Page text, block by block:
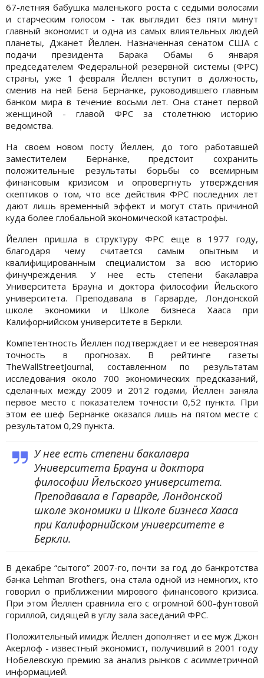
67-летняя бабушка маленького роста с седыми волосами
и старческим голосом - так выглядит без пяти минут
главный экономист и одна из самых влиятельных людей
планеты, Джанет Йеллен. Назначенная сенатом США с
подачи президента Барака Обамы 6 января
председателем Федеральной резервной системы (ФРС)
страны, уже 1 февраля Йеллен вступит в должность,
сменив на ней Бена Бернанке, руководившего главным
банком мира в течение восьми лет. Она станет первой
женщиной - главой ФРС за столетнюю историю
ведомства.
На своем новом посту Йеллен, до того работавшей
заместителем Бернанке, предстоит сохранить
положительные результаты борьбы со всемирным
финансовым кризисом и опровергнуть утверждения
скептиков о том, что все действия ФРС последних лет
дают лишь временный эффект и могут стать причиной
куда более глобальной экономической катастрофы.
Йеллен пришла в структуру ФРС еще в 1977 году,
благодаря чему считается самым опытным и
квалифицированным специалистом за всю историю
финучреждения. У нее есть степени бакалавра
Университета Брауна и доктора философии Йельского
университета. Преподавала в Гарварде, Лондонской
школе экономики и Школе бизнеса Хааса при
Калифорнийском университете в Беркли.
Компетентность Йеллен подтверждает и ее невероятная
точность в прогнозах. В рейтинге газеты
TheWallStreetJournal, составленном по результатам
исследования около 700 экономических предсказаний,
сделанных между 2009 и 2012 годами, Йеллен заняла
первое место с показателем точности 0,52 пункта. При
этом ее шеф Бернанке оказался лишь на пятом месте с
результатом 0,29 пункта.
У нее есть степени бакалавра
Университета Брауна и доктора
философии Йельского университета.
Преподавала в Гарварде, Лондонской
школе экономики и Школе бизнеса Хааса
при Калифорнийском университете в
Беркли.
В декабре “сытого” 2007-го, почти за год до банкротства
банка Lehman Brothers, она стала одной из немногих, кто
говорил о приближении мирового финансового кризиса.
При этом Йеллен сравнила его с огромной 600-фунтовой
гориллой, сидящей в углу зала заседаний ФРС.
Положительный имидж Йеллен дополняет и ее муж Джон
Акерлоф - известный экономист, получивший в 2001 году
Нобелевскую премию за анализ рынков с асимметричной
информацией.